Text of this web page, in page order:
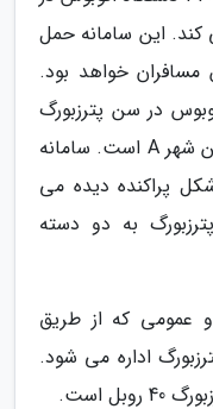
کند. این سامانه حمل
خواهد بود.
در سن پترزبورگ
است. علامت اختصاری اتوبوس در این شهر A است. سامانه
پراکنده دیده می
به دو دسته
که از طریق
اداره می شود.
است.